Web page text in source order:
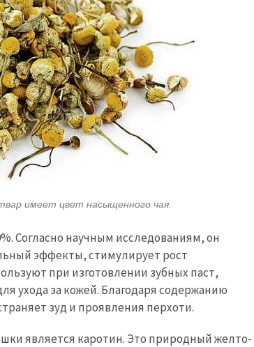
имеет цвет насыщенного чая.
Согласно научным исследованиям, он
эффекты, стимулирует рост
при изготовлении зубных паст,
ухода за кожей. Благодаря содержанию
зуд и проявления перхоти.
является каротин. Это природный желто-